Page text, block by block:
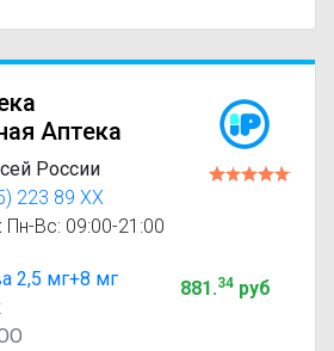
Аптека
России
223 89 XX
Пн-Вс: 09:00-21:00
2,5 мг+8 мг
881.34руб